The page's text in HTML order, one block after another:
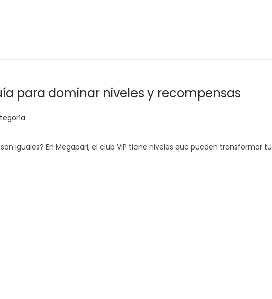
para dominar niveles y recompensas
iguales? En Megapari, el club VIP tiene niveles que pueden transformar tu